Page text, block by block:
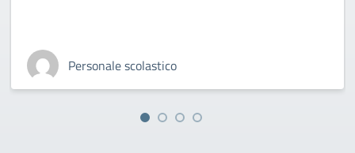
Personale scolastico